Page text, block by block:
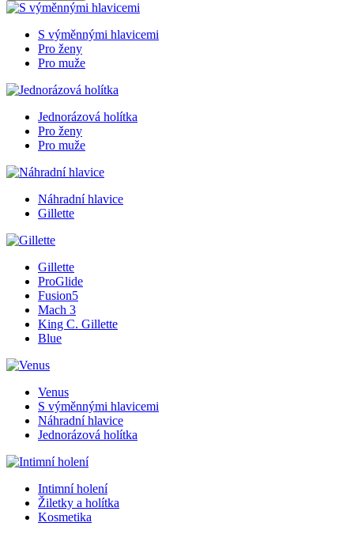
S výměnnými hlavicemi
Pro ženy
Pro muže
Jednorázová holítka
Pro ženy
Pro muže
Náhradní hlavice
Gillette
Gillette
ProGlide
Fusion5
Mach 3
King C. Gillette
Blue
Venus
S výměnnými hlavicemi
Náhradní hlavice
Jednorázová holítka
Intimní holení
Žiletky a holítka
Kosmetika